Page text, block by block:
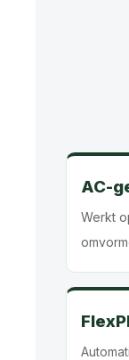
AC-
Werkt